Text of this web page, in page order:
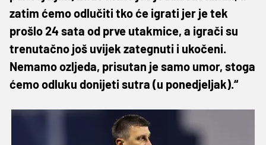
zatim ćemo odlučiti tko će igrati jer je tek
prošlo 24 sata od prve utakmice, a igrači su
trenutačno još uvijek zategnuti i ukočeni.
Nemamo ozljeda, prisutan je samo umor, stoga
ćemo odluku donijeti sutra (u ponedjeljak).“